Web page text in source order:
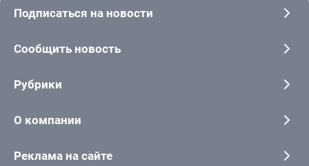
Подписаться на новости
Сообщить новость
Рубрики
О компании
Реклама на сайте